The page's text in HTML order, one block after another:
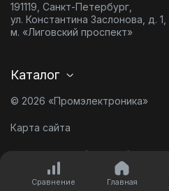
Сравнение Главная
191119, Санкт-Петербург,
ул. Константина Заслонова, д. 1,
м. «Лиговский проспект»
Каталог
© 2026 «Промэлектроника»
Карта сайта